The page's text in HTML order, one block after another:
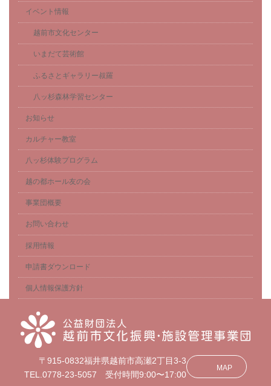
イベント情報
越前市文化センター
いまだて芸術館
ふるさとギャラリー叔羅
八ッ杉森林学習センター
お知らせ
カルチャー教室
八ッ杉体験プログラム
越の都ホール友の会
事業団概要
お問い合わせ
採用情報
申請書ダウンロード
個人情報保護方針
〒915-0832福井県越前市高瀬2丁目3-3
TEL.0778-23-5057 受付時間9:00〜17:00
MAP